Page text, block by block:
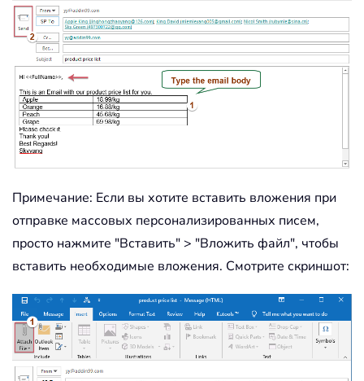
Примечание: Если вы хотите вставить вложения при
отправке массовых персонализированных писем,
просто нажмите "Вставить" > "Вложить файл", чтобы
вставить необходимые вложения. Смотрите скриншот: